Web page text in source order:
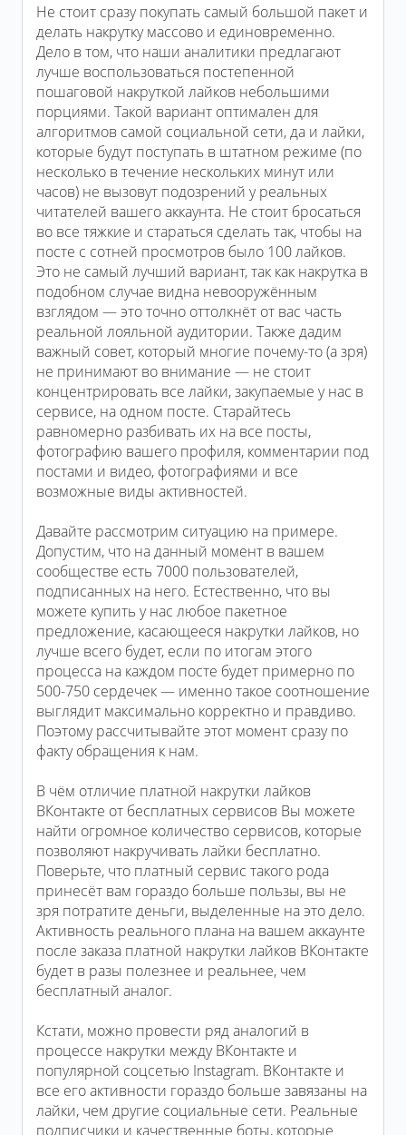
Не стоит сразу покупать самый большой пакет и
делать накрутку массово и единовременно.
Дело в том, что наши аналитики предлагают
лучше воспользоваться постепенной
пошаговой накруткой лайков небольшими
порциями. Такой вариант оптимален для
алгоритмов самой социальной сети, да и лайки,
которые будут поступать в штатном режиме (по
несколько в течение нескольких минут или
часов) не вызовут подозрений у реальных
читателей вашего аккаунта. Не стоит бросаться
во все тяжкие и стараться сделать так, чтобы на
посте с сотней просмотров было 100 лайков.
Это не самый лучший вариант, так как накрутка в
подобном случае видна невооружённым
взглядом — это точно оттолкнёт от вас часть
реальной лояльной аудитории. Также дадим
важный совет, который многие почему-то (а зря)
не принимают во внимание — не стоит
концентрировать все лайки, закупаемые у нас в
сервисе, на одном посте. Старайтесь
равномерно разбивать их на все посты,
фотографию вашего профиля, комментарии под
постами и видео, фотографиями и все
возможные виды активностей.
Давайте рассмотрим ситуацию на примере.
Допустим, что на данный момент в вашем
сообществе есть 7000 пользователей,
подписанных на него. Естественно, что вы
можете купить у нас любое пакетное
предложение, касающееся накрутки лайков, но
лучше всего будет, если по итогам этого
процесса на каждом посте будет примерно по
500-750 сердечек — именно такое соотношение
выглядит максимально корректно и правдиво.
Поэтому рассчитывайте этот момент сразу по
факту обращения к нам.
В чём отличие платной накрутки лайков
ВКонтакте от бесплатных сервисов Вы можете
найти огромное количество сервисов, которые
позволяют накручивать лайки бесплатно.
Поверьте, что платный сервис такого рода
принесёт вам гораздо больше пользы, вы не
зря потратите деньги, выделенные на это дело.
Активность реального плана на вашем аккаунте
после заказа платной накрутки лайков ВКонтакте
будет в разы полезнее и реальнее, чем
бесплатный аналог.
Кстати, можно провести ряд аналогий в
процессе накрутки между ВКонтакте и
популярной соцсетью Instagram. ВКонтакте и
все его активности гораздо больше завязаны на
лайки, чем другие социальные сети. Реальные
подписчики и качественные боты, которые